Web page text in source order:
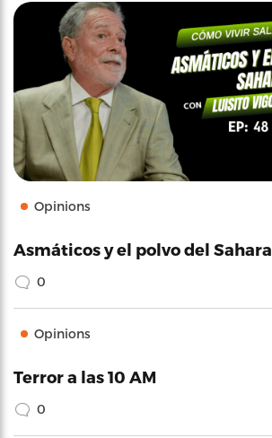
Opinions
Asmáticos y el polvo del Sahara
0
Opinions
Terror a las 10 AM
0